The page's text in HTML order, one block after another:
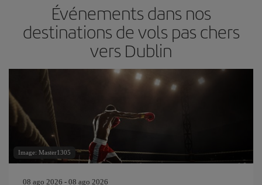
Événements dans nos
destinations de vols pas chers
vers Dublin
Image: Master1305
08 ago 2026 - 08 ago 2026